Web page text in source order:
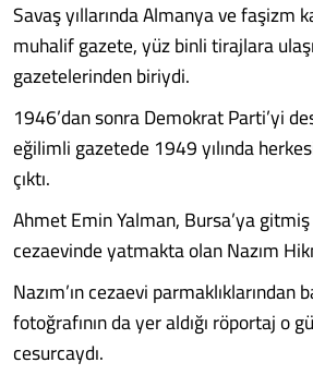
Savaş yıllarında Almanya ve faşizm
muhalif gazete, yüz binli tirajlara
gazetelerinden biriydi.
1946’dan sonra Demokrat Parti’yi
eğilimli gazetede 1949 yılında
çıktı.
Ahmet Emin Yalman, Bursa’ya gitmiş
cezaevinde yatmakta olan Nazım
Nazım’ın cezaevi parmaklıklarından
fotoğrafının da yer aldığı röportaj o
cesurcaydı.